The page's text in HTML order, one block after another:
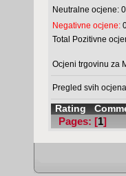
Neutralne ocjene: 0
Negativne ocjene:
Total Pozitivne
Ocjeni trgovinu za
Pregled svih ocjena
Rating
Pages: [1]